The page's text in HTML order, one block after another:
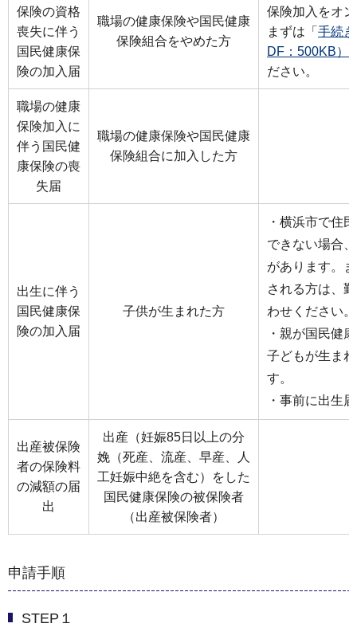
保険の資格
喪失に伴う
国民健康保
険の加入届
職場の健康保険や国民健康
保険組合をやめた方
保険加入をオ
まずは「 手続
DF：500KB）
ださい。
職場の健康
保険加入に
伴う国民健
康保険の喪
失届
職場の健康保険や国民健康
保険組合に加入した方
出生に伴う
国民健康保
険の加入届
子供が生まれた方
・横浜市で住
できない場合
があります。
される方は、
わせください。
・親が国民健
子どもが生ま
す。
・事前に出生
出産被保険
者の保険料
の減額の届
出
出産（妊娠85日以上の分
娩（死産、流産、早産、人
工妊娠中絶を含む）をした
国民健康保険の被保険者
（出産被保険者）
申請手順
STEP１